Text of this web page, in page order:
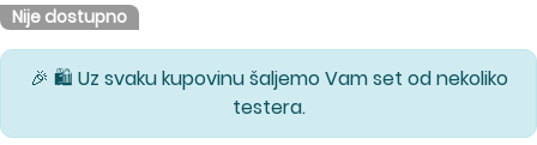
Nije dostupno
🎉 🛍️ Uz svaku kupovinu šaljemo Vam set od nekoliko
testera.